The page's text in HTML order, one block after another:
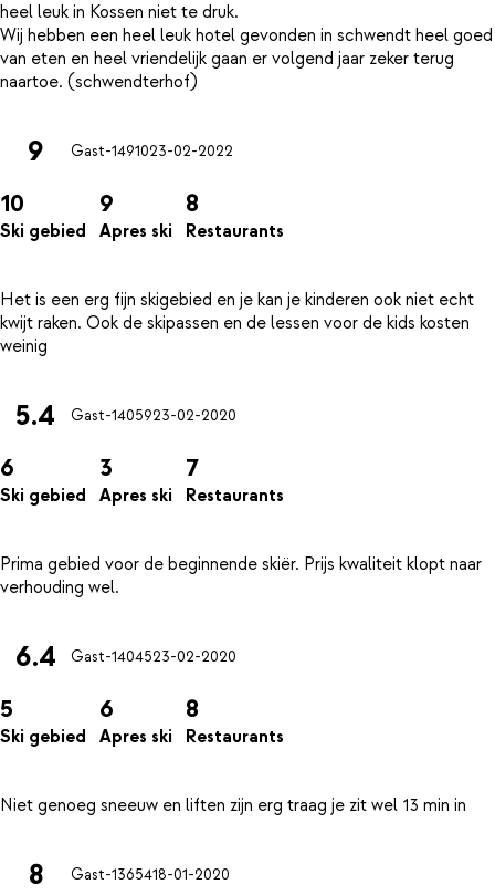
heel leuk in Kossen niet te druk.
Wij hebben een heel leuk hotel gevonden in schwendt heel goed
van eten en heel vriendelijk gaan er volgend jaar zeker terug
9 Gast-1491023-02-2022
10
Ski gebied
9
Apres ski
8
Restaurants
Het is een erg fijn skigebied en je kan je kinderen ook niet echt
kwijt raken. Ook de skipassen en de lessen voor de kids kosten
5.4 Gast-1405923-02-2020
6
Ski gebied
3
Apres ski
7
Restaurants
Prima gebied voor de beginnende skiër. Prijs kwaliteit klopt naar
6.4 Gast-1404523-02-2020
5
Ski gebied
6
Apres ski
8
Restaurants
8 Gast-1365418-01-2020